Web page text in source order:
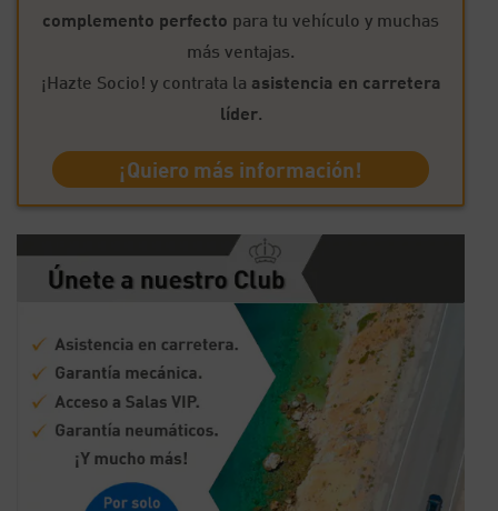
complemento perfecto para tu vehículo y muchas
más ventajas.
¡Hazte Socio! y contrata la asistencia en carretera
líder.
¡Quiero más información!